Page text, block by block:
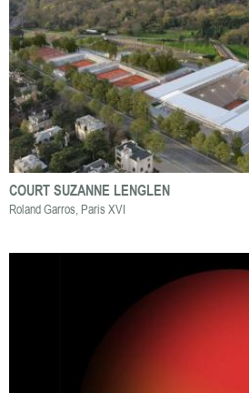
COURT SUZANNE LENGLEN
Roland Garros, Paris XVI